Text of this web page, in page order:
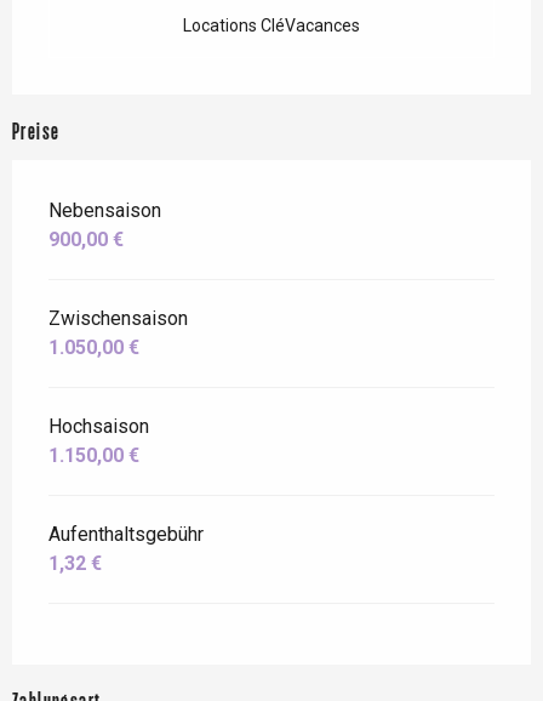
Locations CléVacances
Preise
Nebensaison
900,00 €
Zwischensaison
1.050,00 €
Hochsaison
1.150,00 €
Aufenthaltsgebühr
1,32 €